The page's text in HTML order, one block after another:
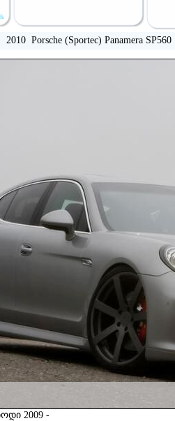
(Sportec) Panamera SP560
2009 -